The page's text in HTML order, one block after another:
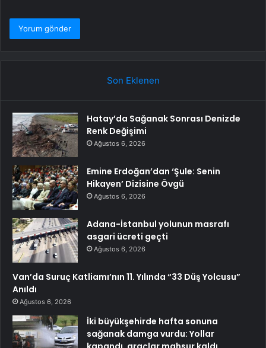
Son Eklenen
Hatay’da Sağanak Sonrası Denizde
Renk Değişimi
Ağustos 6, 2026
Emine Erdoğan’dan ‘Şule: Senin
Hikayen’ Dizisine Övgü
Ağustos 6, 2026
Adana-İstanbul yolunun masrafı
asgari ücreti geçti
Ağustos 6, 2026
Van’da Suruç Katliamı’nın 11. Yılında “33 Düş Yolcusu”
Anıldı
Ağustos 6, 2026
İki büyükşehirde hafta sonuna
sağanak damga vurdu: Yollar